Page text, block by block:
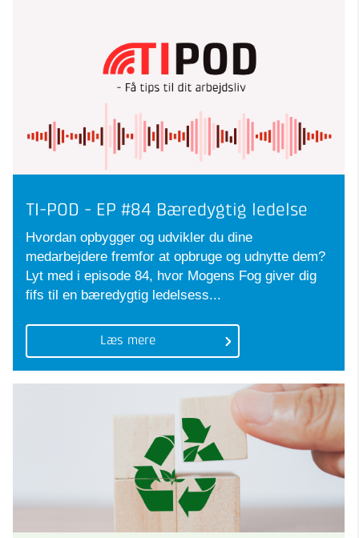
TI-POD - EP #84 Bæredygtig ledelse
Hvordan opbygger og udvikler du dine
medarbejdere fremfor at opbruge og udnytte dem?
Lyt med i episode 84, hvor Mogens Fog giver dig
fifs til en bæredygtig ledelsess...
Læs mere